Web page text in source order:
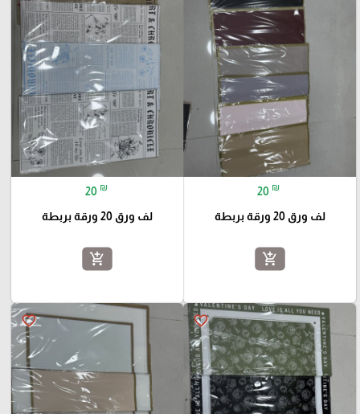
20 ₪
لف ورق 20 ورقة بربطة
add_shopping_cart
20 ₪
لف ورق 20 ورقة بربطة
add_shopping_cart
favorite_border
favorite_border